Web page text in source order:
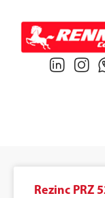
Rezinc PRZ